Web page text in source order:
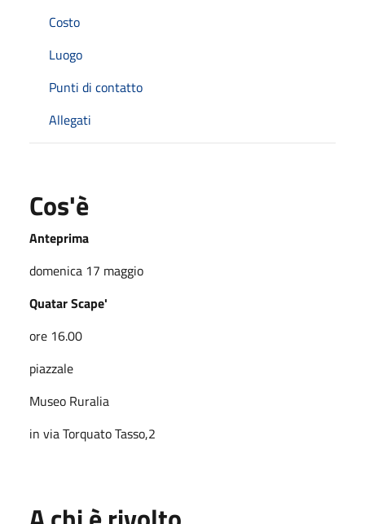
Costo
Luogo
Punti di contatto
Allegati
Cos'è
Anteprima
domenica 17 maggio
Quatar Scape'
ore 16.00
piazzale
Museo Ruralia
in via Torquato Tasso,2